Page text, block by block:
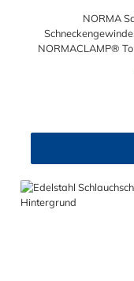
NORMA
NORMACLAMP®
Schläuche. Sie
abgerundeten
und Einsatzgebiete.
Form A ist in